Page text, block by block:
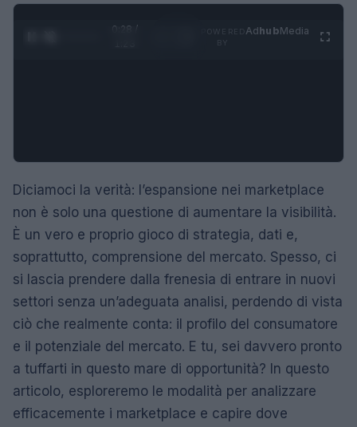
0:29 /
AdhubMedia
Diciamoci la verità: l’espansione nei marketplace
non è solo una questione di aumentare la visibilità.
È un vero e proprio gioco di strategia, dati e,
soprattutto, comprensione del mercato. Spesso, ci
si lascia prendere dalla frenesia di entrare in nuovi
settori senza un’adeguata analisi, perdendo di vista
ciò che realmente conta: il profilo del consumatore
e il potenziale del mercato. E tu, sei davvero pronto
a tuffarti in questo mare di opportunità? In questo
articolo, esploreremo le modalità per analizzare
efficacemente i marketplace e capire dove